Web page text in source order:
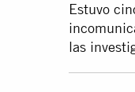
Estuvo
las